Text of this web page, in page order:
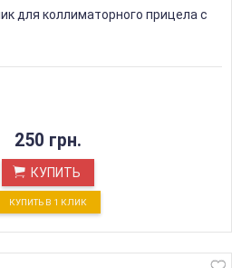
для коллиматорного прицела с
250 грн.
КУПИТЬ
КУПИТЬ В 1 КЛИК